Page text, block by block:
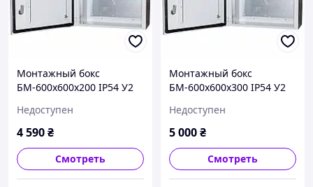
Монтажный бокс
БМ-600х600х200 IP54 У2
Недоступен
4 590₴
Смотреть
Монтажный бокс
БМ-600х600х300 IP54 У2
Недоступен
5 000₴
Смотреть